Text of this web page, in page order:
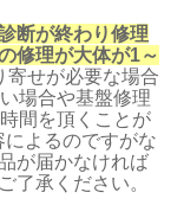
断が終わり修理
修理が大体が1～
寄せが必要な場合
場合や基盤修理
間を頂くことが
よるのですがな
が届かなければ
了承ください。